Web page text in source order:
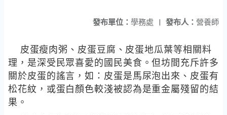
發布人： 營養師
發布單位： 學務處 |
皮蛋瘦肉粥、皮蛋豆腐、皮蛋地瓜葉等相關料
理，是深受民眾喜愛的國民美食。但坊間充斥許多
關於皮蛋的謠言，如：皮蛋是馬尿泡出來、皮蛋有
松花紋，或蛋白顏色較淺被認為是重金屬殘留的結
果。